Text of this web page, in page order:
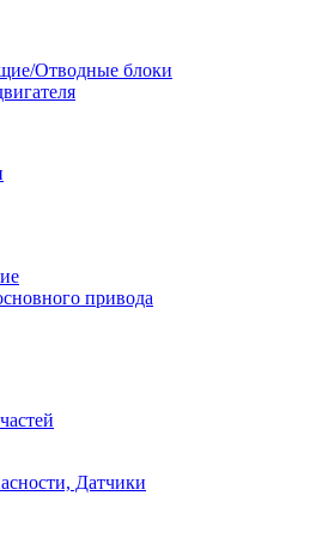
Отводные блоки
привода
Датчики